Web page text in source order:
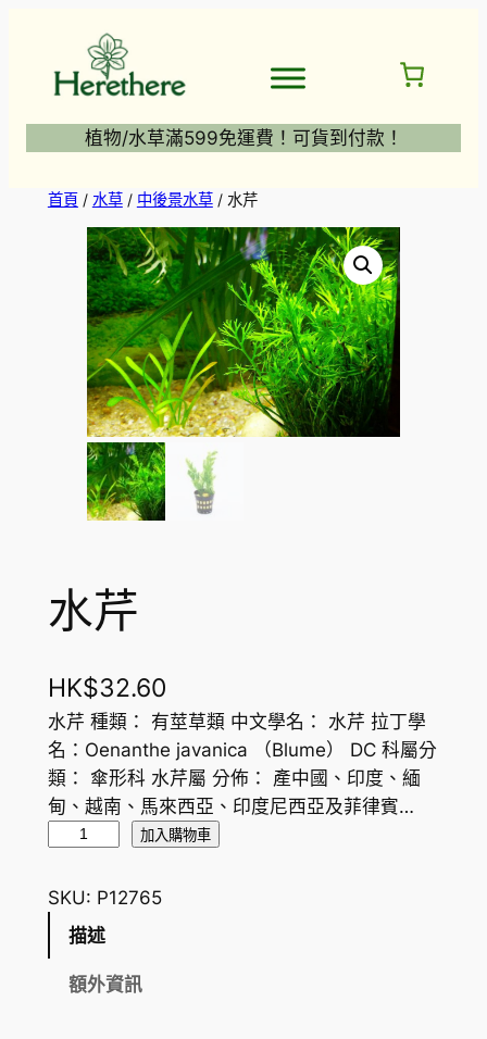
植物/水草滿599免運費！可貨到付款！
首頁/ 水草/ 中後景水草/ 水芹
水芹
HK$32.60
水芹 種類： 有莖草類 中文學名： 水芹 拉丁學
名：Oenanthe javanica （Blume） DC 科屬分
類： 傘形科 水芹屬 分佈： 產中國、印度、緬
甸、越南、馬來西亞、印度尼西亞及菲律賓…
數
量
加入購物車
SKU: P12765
描述
額外資訊